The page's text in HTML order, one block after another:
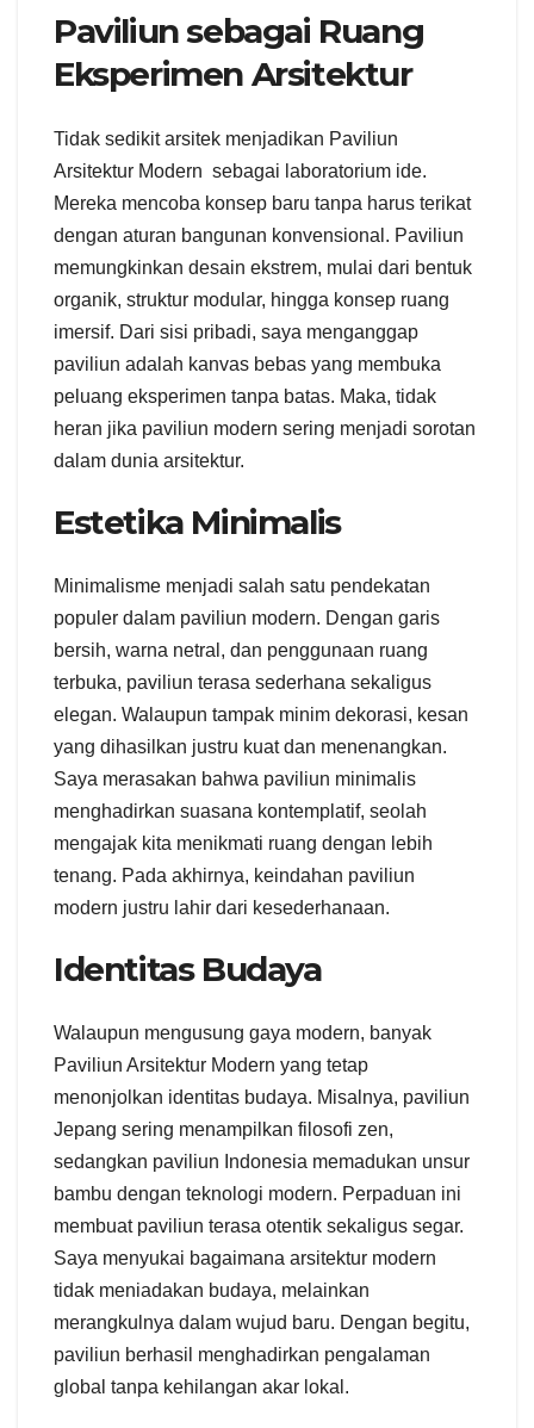
Paviliun sebagai Ruang
Eksperimen Arsitektur
Tidak sedikit arsitek menjadikan Paviliun
Arsitektur Modern sebagai laboratorium ide.
Mereka mencoba konsep baru tanpa harus terikat
dengan aturan bangunan konvensional. Paviliun
memungkinkan desain ekstrem, mulai dari bentuk
organik, struktur modular, hingga konsep ruang
imersif. Dari sisi pribadi, saya menganggap
paviliun adalah kanvas bebas yang membuka
peluang eksperimen tanpa batas. Maka, tidak
heran jika paviliun modern sering menjadi sorotan
dalam dunia arsitektur.
Estetika Minimalis
Minimalisme menjadi salah satu pendekatan
populer dalam paviliun modern. Dengan garis
bersih, warna netral, dan penggunaan ruang
terbuka, paviliun terasa sederhana sekaligus
elegan. Walaupun tampak minim dekorasi, kesan
yang dihasilkan justru kuat dan menenangkan.
Saya merasakan bahwa paviliun minimalis
menghadirkan suasana kontemplatif, seolah
mengajak kita menikmati ruang dengan lebih
tenang. Pada akhirnya, keindahan paviliun
modern justru lahir dari kesederhanaan.
Identitas Budaya
Walaupun mengusung gaya modern, banyak
Paviliun Arsitektur Modern yang tetap
menonjolkan identitas budaya. Misalnya, paviliun
Jepang sering menampilkan filosofi zen,
sedangkan paviliun Indonesia memadukan unsur
bambu dengan teknologi modern. Perpaduan ini
membuat paviliun terasa otentik sekaligus segar.
Saya menyukai bagaimana arsitektur modern
tidak meniadakan budaya, melainkan
merangkulnya dalam wujud baru. Dengan begitu,
paviliun berhasil menghadirkan pengalaman
global tanpa kehilangan akar lokal.